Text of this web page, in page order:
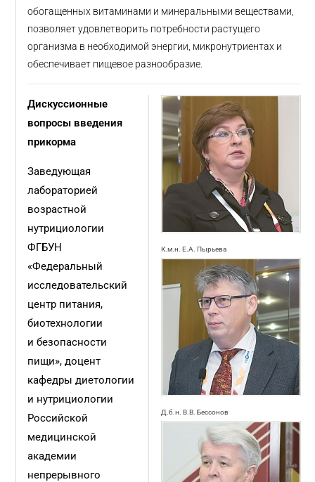
обогащенных витаминами и минеральными веществами,
позволяет удовлетворить потребности растущего
организма в необходимой энергии, микронутриентах и
обеспечивает пищевое разнообразие.
К.м.н. Е.А. Пырьева
Д.б.н. В.В. Бессонов
Дискуссионные
вопросы введения
прикорма
Заведующая
лабораторией
возрастной
нутрициологии
ФГБУН
«Федеральный
исследовательский
центр питания,
биотехнологии
и безопасности
пищи», доцент
кафедры диетологии
и нутрициологии
Российской
медицинской
академии
непрерывного